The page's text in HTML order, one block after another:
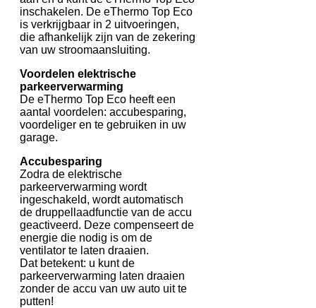
inschakelen. De eThermo Top Eco
is verkrijgbaar in 2 uitvoeringen,
die afhankelijk zijn van de zekering
van uw stroomaansluiting.
Voordelen elektrische
parkeerverwarming
De eThermo Top Eco heeft een
aantal voordelen: accubesparing,
voordeliger en te gebruiken in uw
garage.
Accubesparing
Zodra de elektrische
parkeerverwarming wordt
ingeschakeld, wordt automatisch
de druppellaadfunctie van de accu
geactiveerd. Deze compenseert de
energie die nodig is om de
ventilator te laten draaien.
Dat betekent: u kunt de
parkeerverwarming laten draaien
zonder de accu van uw auto uit te
putten!